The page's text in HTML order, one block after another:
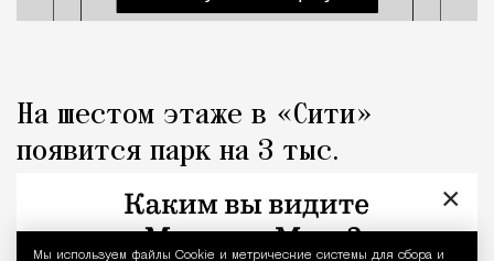
Мы используем файлы Сookie и метрические системы для сбора и
На шестом этаже в «Сити»
появится парк на 3 тыс.
«квадратов» с металлическими
«грибами»
×